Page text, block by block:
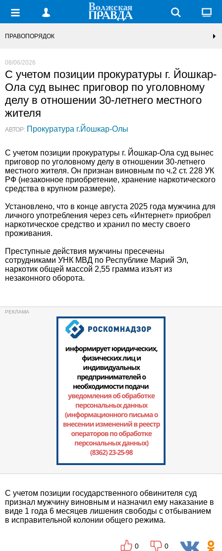
ПРАВОПОРЯДОК
08/06/2026
С учетом позиции прокуратуры г. Йошкар-
Ола суд вынес приговор по уголовному
делу в отношении 30-летнего местного
жителя
АВТОР: Прокуратура г.Йошкар-Олы
С учетом позиции прокуратуры г. Йошкар-Ола суд вынес
приговор по уголовному делу в отношении 30-летнего
местного жителя. Он признан виновным по ч.2 ст. 228 УК
РФ (незаконное приобретение, хранение наркотического
средства в крупном размере).
Установлено, что в конце августа 2025 года мужчина для
личного употребления через сеть «Интернет» приобрел
наркотическое средство и хранил по месту своего
проживания.
Преступные действия мужчины пресечены
сотрудниками УНК МВД по Республике Марий Эл,
наркотик общей массой 2,55 грамма изъят из
незаконного оборота.
С учетом позиции государственного обвинителя суд
признал мужчину виновным и назначил ему наказание в
виде 1 года 6 месяцев лишения свободы с отбыванием
в исправительной колонии общего режима.
0 0